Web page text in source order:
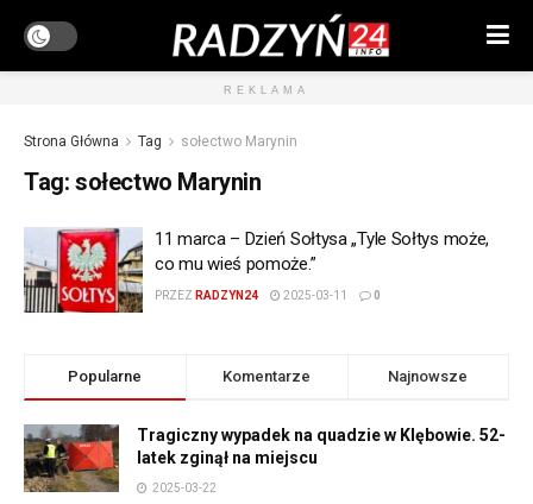
REKLAMA
Strona Główna Tag sołectwo Marynin
Tag: sołectwo Marynin
11 marca – Dzień Sołtysa „Tyle Sołtys może,
co mu wieś pomoże.”
PRZEZ RADZYN24 2025-03-11 0
Popularne Komentarze Najnowsze
Tragiczny wypadek na quadzie w Klębowie. 52-
latek zginął na miejscu
2025-03-22